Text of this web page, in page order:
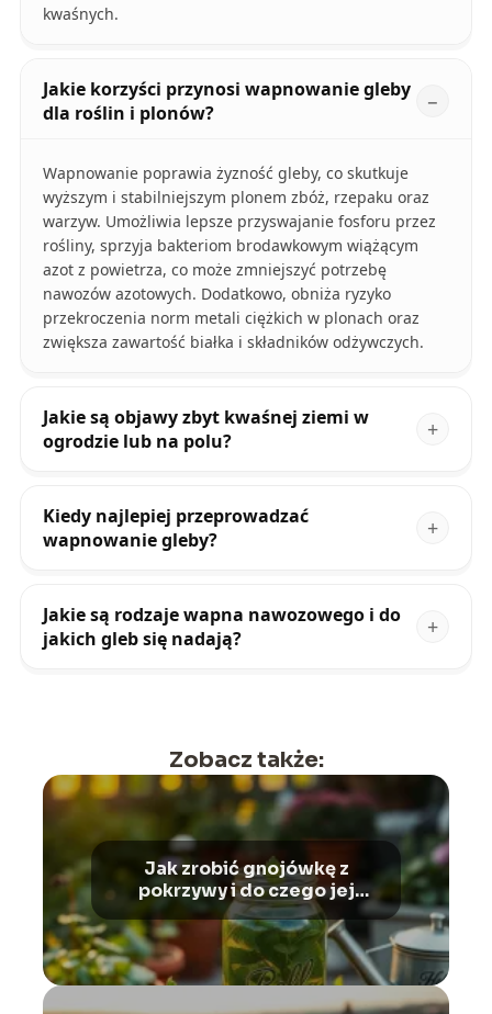
kwaśnych.
Jakie korzyści przynosi wapnowanie gleby
dla roślin i plonów?
Wapnowanie poprawia żyzność gleby, co skutkuje
wyższym i stabilniejszym plonem zbóż, rzepaku oraz
warzyw. Umożliwia lepsze przyswajanie fosforu przez
rośliny, sprzyja bakteriom brodawkowym wiążącym
azot z powietrza, co może zmniejszyć potrzebę
nawozów azotowych. Dodatkowo, obniża ryzyko
przekroczenia norm metali ciężkich w plonach oraz
zwiększa zawartość białka i składników odżywczych.
Jakie są objawy zbyt kwaśnej ziemi w
ogrodzie lub na polu?
Kiedy najlepiej przeprowadzać
wapnowanie gleby?
Jakie są rodzaje wapna nawozowego i do
jakich gleb się nadają?
Zobacz także:
Jak zrobić gnojówkę z
pokrzywy i do czego jej
używać?